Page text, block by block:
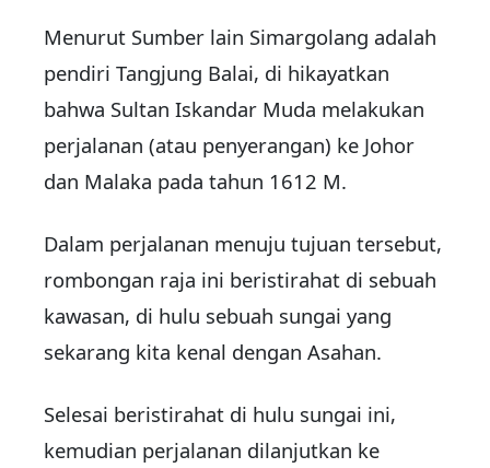
Menurut Sumber lain Simargolang adalah
pendiri Tangjung Balai, di hikayatkan
bahwa Sultan Iskandar Muda melakukan
perjalanan (atau penyerangan) ke Johor
dan Malaka pada tahun 1612 M.
Dalam perjalanan menuju tujuan tersebut,
rombongan raja ini beristirahat di sebuah
kawasan, di hulu sebuah sungai yang
sekarang kita kenal dengan Asahan.
Selesai beristirahat di hulu sungai ini,
kemudian perjalanan dilanjutkan ke